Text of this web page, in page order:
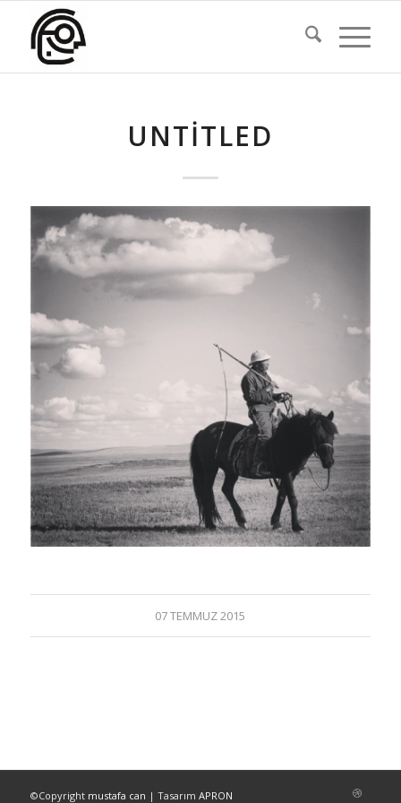
UNTITLED
07 TEMMUZ 2015
©Copyright mustafa can | Tasarım APRON